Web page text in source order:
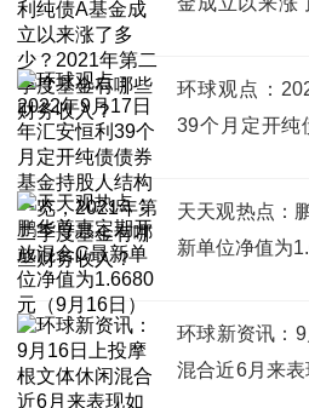
环球观点：
39个月定开纯
览，2021年
入？
天天观热点：
新单位净值为
环球新资讯：
混合近6月来